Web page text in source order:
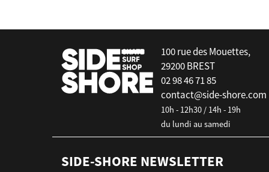
100 rue des Mouettes,
29200 BREST
02 98 46 71 85
contact@side-shore.com
10h - 12h30 / 14h - 19h
du lundi au samedi
SIDE-SHORE NEWSLETTER